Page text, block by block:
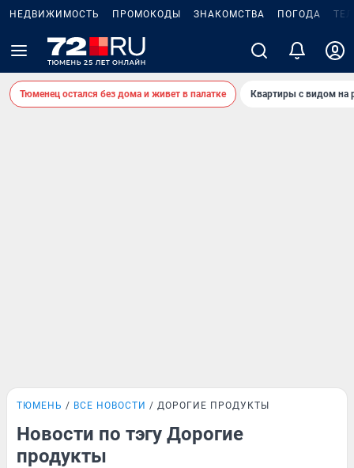
НЕДВИЖИМОСТЬ ПРОМОКОДЫ ЗНАКОМСТВА ПОГОДА
Тюменец остался без дома и живет в палатке Квартиры с видом на
ТЮМЕНЬ ВСЕ НОВОСТИ ДОРОГИЕ ПРОДУКТЫ
Новости по тэгу Дорогие
продукты